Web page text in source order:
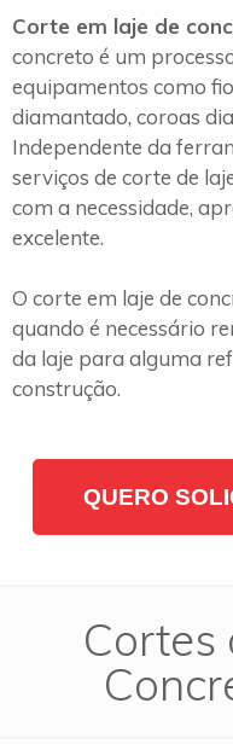
Corte em laje de
concreto é um
equipamentos como
diamantado, coroas
Independente da
serviços de corte de
com a necessidade,
excelente.
O corte em laje de
quando é necessário
da laje para alguma
construção.
QUERO
Cortes